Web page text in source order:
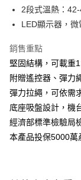
Google Pay
全盈+PAY
AFTEE先享後付
相關說明
【關於「AFTEE先
AFTEE先享後付是「
便利好安心！
１．簡單：不需註冊
２．便利：只要手機
宅配
2段式溫熱：
LED顯示器，微
銷售重點
堅固結構，可載重
附贈遙控器、彈力
彈力拉繩，可依需
底座吸盤設計，機
經濟部標準檢驗局
本產品投保5000萬